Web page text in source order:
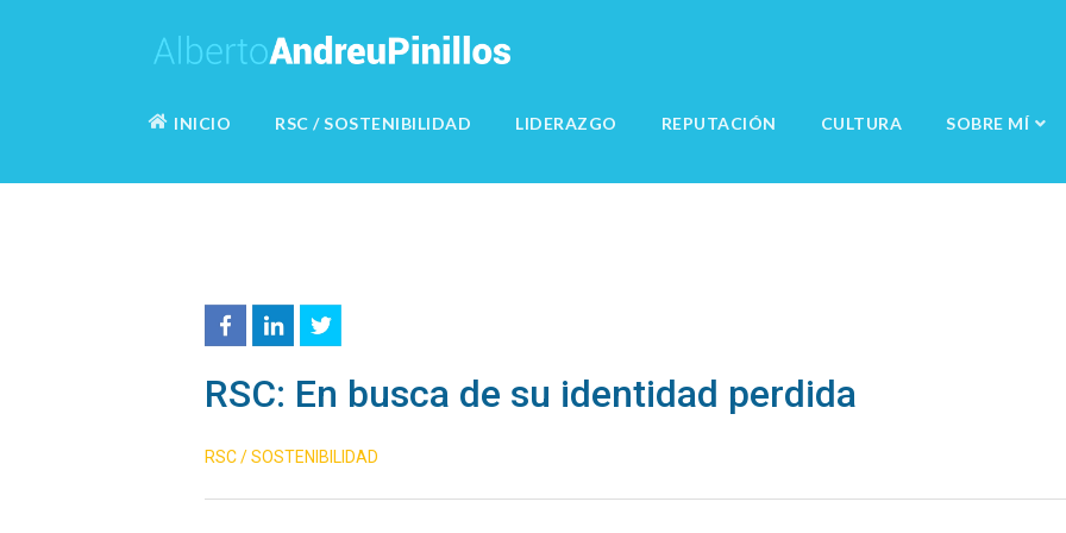
INICIO RSC / SOSTENIBILIDAD LIDERAZGO REPUTACIÓN CULTURA SOBRE MÍ
RSC: En busca de su identidad perdida
RSC / SOSTENIBILIDAD